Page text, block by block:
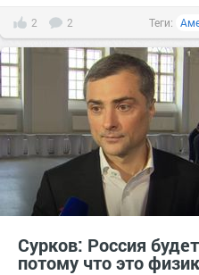
2 2 Теги:
Сурков: Россия
потому что это